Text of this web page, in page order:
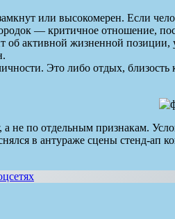
или высокомерен. Если
— критичное отношение,
об активной жизненной позиции,
Это либо отдых,
а не по отдельным признакам.
в антураже сцены стенд-